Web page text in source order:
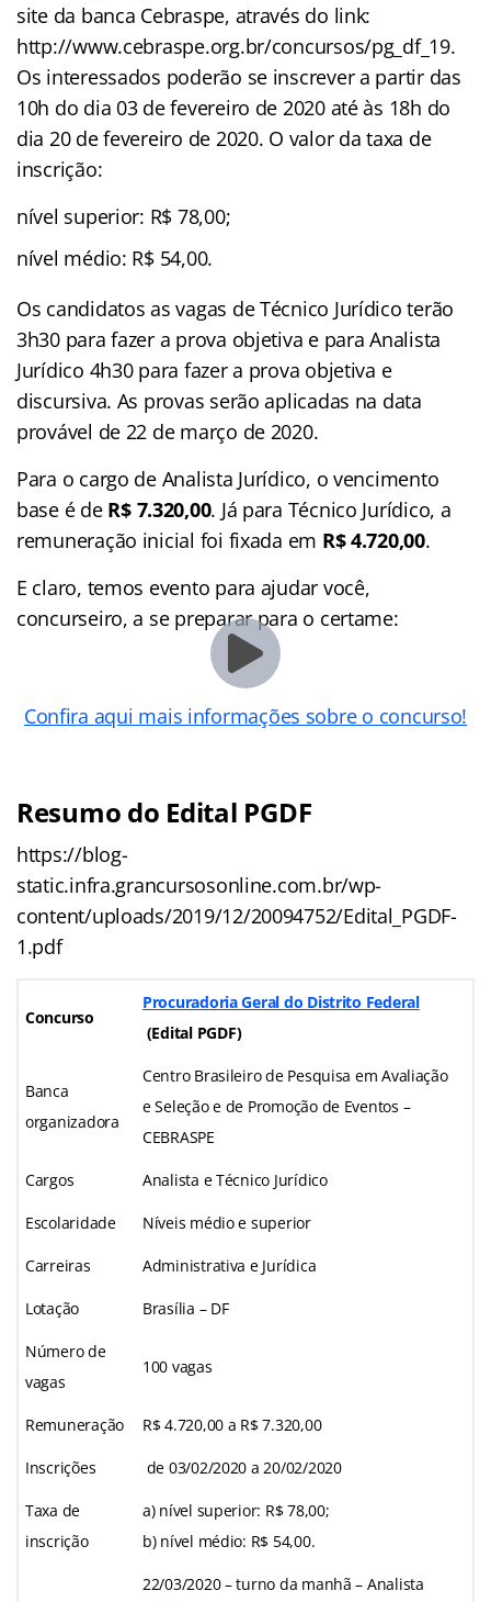
site da banca Cebraspe, através do link:
http://www.cebraspe.org.br/concursos/pg_df_19.
Os interessados poderão se inscrever a partir das
10h do dia 03 de fevereiro de 2020 até às 18h do
dia 20 de fevereiro de 2020. O valor da taxa de
inscrição:
nível superior: R$ 78,00;
nível médio: R$ 54,00.
Os candidatos as vagas de Técnico Jurídico terão
3h30 para fazer a prova objetiva e para Analista
Jurídico 4h30 para fazer a prova objetiva e
discursiva. As provas serão aplicadas na data
provável de 22 de março de 2020.
Para o cargo de Analista Jurídico, o vencimento
base é de R$ 7.320,00. Já para Técnico Jurídico, a
remuneração inicial foi fixada em R$ 4.720,00.
E claro, temos evento para ajudar você,
concurseiro, a se preparar para o certame:
Confira aqui mais informações sobre o concurso!
Resumo do Edital PGDF
https://blog-
static.infra.grancursosonline.com.br/wp-
content/uploads/2019/12/20094752/Edital_PGDF-
1.pdf
Concurso
Procuradoria Geral do Distrito Federal
(Edital PGDF)
Banca
organizadora
Centro Brasileiro de Pesquisa em Avaliação
e Seleção e de Promoção de Eventos –
CEBRASPE
Cargos Analista e Técnico Jurídico
Escolaridade Níveis médio e superior
Carreiras Administrativa e Jurídica
Lotação Brasília – DF
Número de
vagas
100 vagas
Remuneração R$ 4.720,00 a R$ 7.320,00
Inscrições de 03/02/2020 a 20/02/2020
Taxa de
inscrição
a) nível superior: R$ 78,00;
b) nível médio: R$ 54,00.
22/03/2020 – turno da manhã – Analista